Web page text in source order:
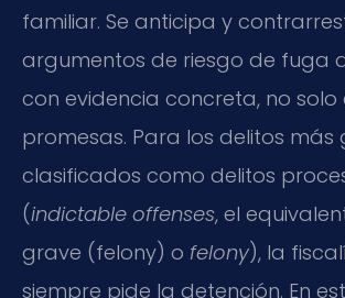
familiar. Se anticipa y
argumentos de riesgo de fuga
con evidencia concreta, no solo
promesas. Para los delitos más
clasificados como delitos
(indictable offenses, el
grave (felony) o felony), la
siempre pide la detención. En